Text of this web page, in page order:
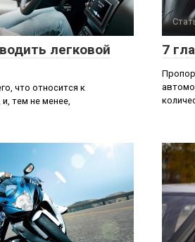
легковой
что относится к
тем не менее,
7